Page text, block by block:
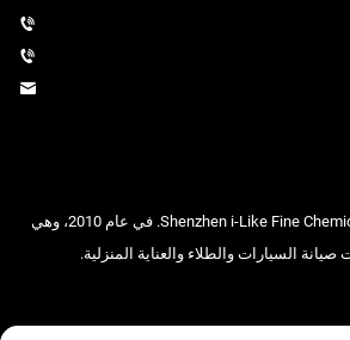
تأسست شركة Shenzhen i-Like Fine Chemical Co., Ltd. في عام 2010، وهي
السيارات والطلاء والعناية المنزلية.